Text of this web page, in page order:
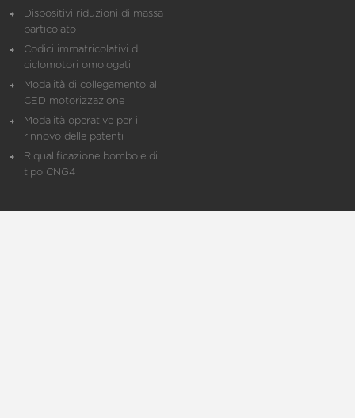
Dispositivi riduzioni di massa
particolato
Codici immatricolativi di
ciclomotori omologati
Modalità di collegamento al
CED motorizzazione
Modalità operative per il
rinnovo delle patenti
Riqualificazione bombole di
tipo CNG4